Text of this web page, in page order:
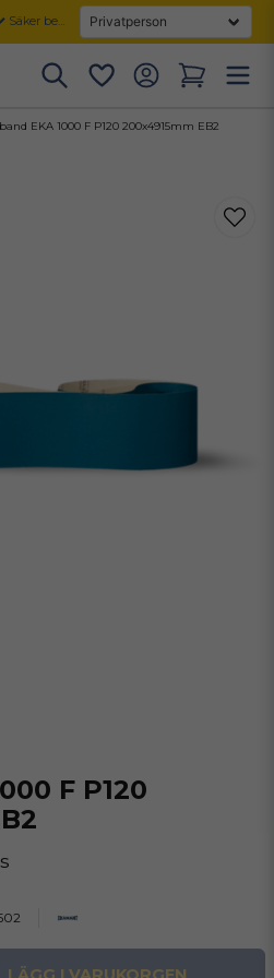
Säker betalning
EKA 1000 F P120 200x4915mm EB2
F P120